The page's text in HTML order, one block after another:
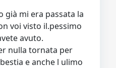
già mi era passata la
voi visto il.pessimo
avuto.
nulla tornata per
e anche l ulimo